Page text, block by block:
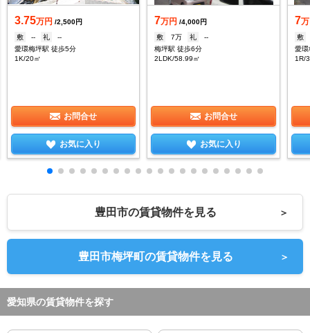
3.75万円 /2,500円
敷
-- 礼
--
愛環梅坪駅 徒歩5分
1K/20㎡
お問合せ
お気に入り
7万円 /4,000円
敷
7万 礼
--
梅坪駅 徒歩6分
2LDK/58.99㎡
お問合せ
お気に入り
7
敷
愛環
1R/
豊田市の賃貸物件を見る ＞
豊田市梅坪町の賃貸物件を見る ＞
愛知県の賃貸物件を探す